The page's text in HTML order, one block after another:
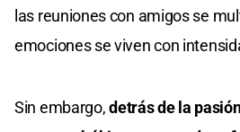
las reuniones con amigos se
emociones se viven con
Sin embargo,detrás de la